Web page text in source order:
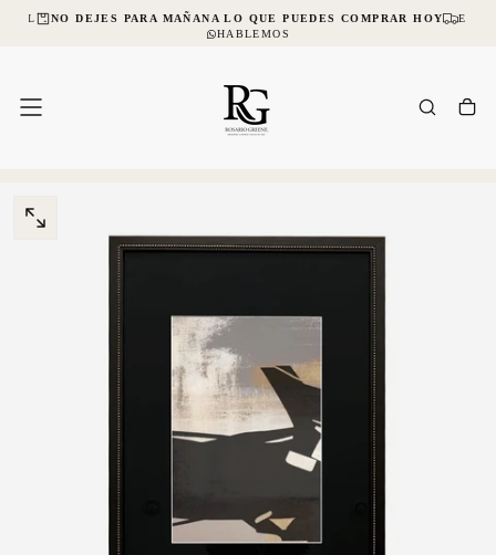
SALTARNO DEJES PARA MAÑANA LO QUE PUEDES COMPRAR HOY
HABLEMOS